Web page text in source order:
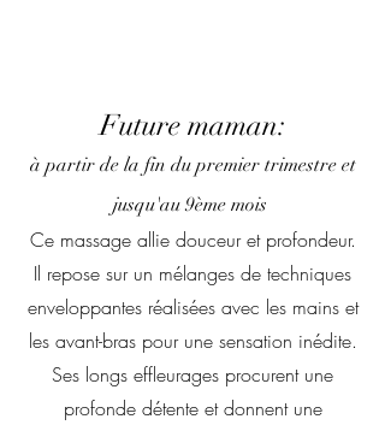
Future maman:
à partir de la fin du premier trimestre et
jusqu'au 9ème mois
Ce massage allie douceur et profondeur.
Il repose sur un mélanges de techniques
enveloppantes réalisées avec les mains et
les avant-bras pour une sensation inédite.
Ses longs effleurages procurent une
profonde détente et donnent une